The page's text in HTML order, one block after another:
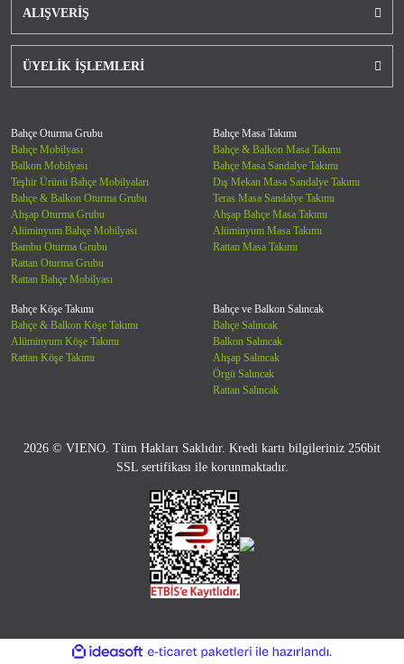
ALIŞVERİŞ
ÜYELİK İŞLEMLERİ
Bahçe Oturma Grubu
Bahçe Mobilyası
Balkon Mobilyası
Teşhir Ürünü Bahçe Mobilyaları
Bahçe & Balkon Oturma Grubu
Ahşap Oturma Grubu
Alüminyum Bahçe Mobilyası
Bambu Oturma Grubu
Rattan Oturma Grubu
Rattan Bahçe Mobilyası
Bahçe Masa Takımı
Bahçe & Balkon Masa Takımı
Bahçe Masa Sandalye Takımı
Dış Mekan Masa Sandalye Takımı
Teras Masa Sandalye Takımı
Ahşap Bahçe Masa Takımı
Alüminyum Masa Takımı
Rattan Masa Takımı
Bahçe Köşe Takımı
Bahçe & Balkon Köşe Takımı
Alüminyum Köşe Takımı
Rattan Köşe Takımı
Bahçe ve Balkon Salıncak
Bahçe Salıncak
Balkon Salıncak
Ahşap Salıncak
Örgü Salıncak
Rattan Salıncak
2026 © VIENO. Tüm Hakları Saklıdır. Kredi kartı bilgileriniz 256bit
SSL sertifikası ile korunmaktadır.
ideasoft
e-